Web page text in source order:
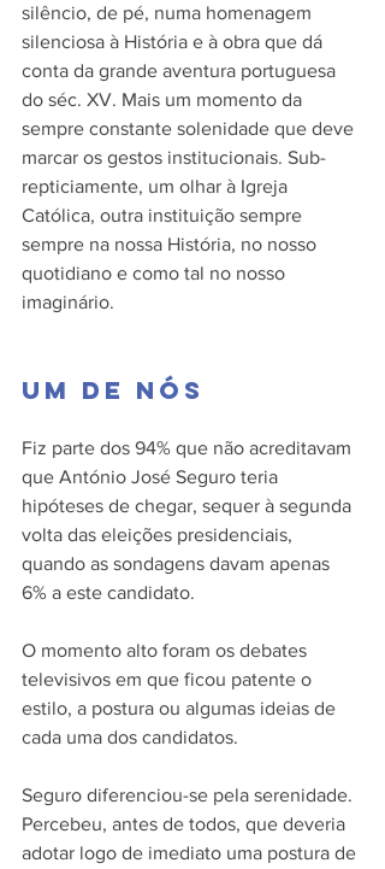
silêncio, de pé, numa homenagem
silenciosa à História e à obra que dá
conta da grande aventura portuguesa
do séc. XV. Mais um momento da
sempre constante solenidade que deve
marcar os gestos institucionais. Sub-
repticiamente, um olhar à Igreja
Católica, outra instituição sempre
sempre na nossa História, no nosso
quotidiano e como tal no nosso
imaginário.
Um de nós
Fiz parte dos 94% que não acreditavam
que António José Seguro teria
hipóteses de chegar, sequer à segunda
volta das eleições presidenciais,
quando as sondagens davam apenas
6% a este candidato.
O momento alto foram os debates
televisivos em que ficou patente o
estilo, a postura ou algumas ideias de
cada uma dos candidatos.
Seguro diferenciou-se pela serenidade.
Percebeu, antes de todos, que deveria
adotar logo de imediato uma postura de